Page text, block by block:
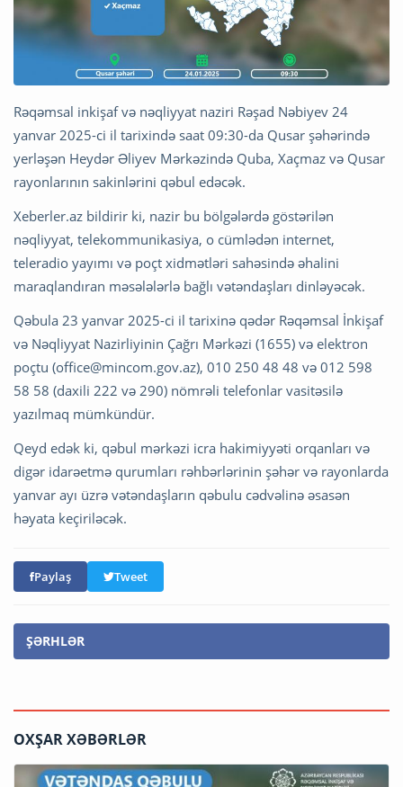
Rəqəmsal inkişaf və nəqliyyat naziri Rəşad Nəbiyev 24
yanvar 2025-ci il tarixində saat 09:30-da Qusar şəhərində
yerləşən Heydər Əliyev Mərkəzində Quba, Xaçmaz və Qusar
rayonlarının sakinlərini qəbul edəcək.
Xeberler.az bildirir ki, nazir bu bölgələrdə göstərilən
nəqliyyat, telekommunikasiya, o cümlədən internet,
teleradio yayımı və poçt xidmətləri sahəsində əhalini
maraqlandıran məsələlərlə bağlı vətəndaşları dinləyəcək.
Qəbula 23 yanvar 2025-ci il tarixinə qədər Rəqəmsal İnkişaf
və Nəqliyyat Nazirliyinin Çağrı Mərkəzi (1655) və elektron
poçtu (office@mincom.gov.az), 010 250 48 48 və 012 598
58 58 (daxili 222 və 290) nömrəli telefonlar vasitəsilə
yazılmaq mümkündür.
Qeyd edək ki, qəbul mərkəzi icra hakimiyyəti orqanları və
digər idarəetmə qurumları rəhbərlərinin şəhər və rayonlarda
yanvar ayı üzrə vətəndaşların qəbulu cədvəlinə əsasən
həyata keçiriləcək.
Paylaş Tweet
ŞƏRHLƏR
OXŞAR XƏBƏRLƏR